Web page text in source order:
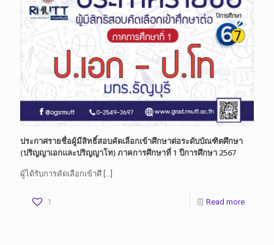
ประกาศรายชื่อผู้มีสิทธิ์สอบคัดเลือกเข้าศึกษาต่อระดับบัณฑิตศึกษา
(ปริญญาเอกและปริญญาโท) ภาคการศึกษาที่ 1 ปีการศึกษา 2567
ผู้ได้รับการคัดเลือกเข้าศึ […]
1 Read more